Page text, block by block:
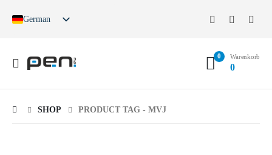
German
Spanish
0 Warenkorb
0
SHOP PRODUCT TAG - MVJ